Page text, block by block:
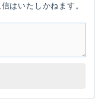
はいたしかねます。